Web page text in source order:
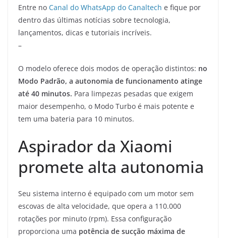
Entre no Canal do WhatsApp do Canaltech e fique por
dentro das últimas notícias sobre tecnologia,
lançamentos, dicas e tutoriais incríveis.
–
O modelo oferece dois modos de operação distintos: no
Modo Padrão, a autonomia de funcionamento atinge
até 40 minutos. Para limpezas pesadas que exigem
maior desempenho, o Modo Turbo é mais potente e
tem uma bateria para 10 minutos.
Aspirador da Xiaomi
promete alta autonomia
Seu sistema interno é equipado com um motor sem
escovas de alta velocidade, que opera a 110.000
rotações por minuto (rpm). Essa configuração
proporciona uma potência de sucção máxima de